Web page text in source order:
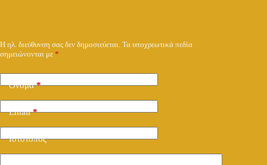
Η ηλ. διεύθυνση σας δεν δημοσιεύεται. Τα υποχρεωτικά πεδία
σημειώνονται με *
Όνομα*
Email*
Ιστότοπος